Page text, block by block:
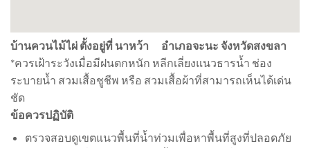
บ้านควนไม้ไผ่ ตั้งอยู่ที่ นาหว้า อำเภอจะนะ จังหวัดสงขลา
*ควรเฝ้าระวังเมื่อมีฝนตกหนัก หลีกเลี่ยงแนวธารน้ำ ช่อง
ระบายน้ำ สวมเสื้อชูชีพ หรือ สวมเสื้อผ้าที่สามารถเห็นได้เด่น
ชัด
ข้อควรปฏิบัติ
ตรวจสอบดูเขตแนวพื้นที่น้ำท่วมเพื่อหาพื้นที่สูงที่ปลอดภัย